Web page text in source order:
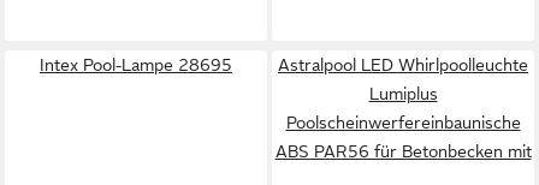
Intex Pool-Lampe 28695
Astralpool LED Whirlpoolleuchte
Lumiplus
Poolscheinwerfereinbaunische
ABS PAR56 für Betonbecken mit